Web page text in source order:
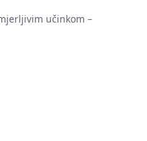
učinkom –